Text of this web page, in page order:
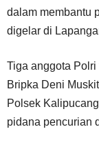
dalam membantu
digelar di
Tiga anggota
Bripka Deni
Polsek
pidana pencurian